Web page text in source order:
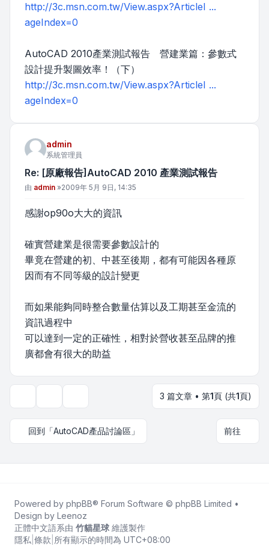
http://3c.msn.com.tw/View.aspx?ArticleI ...
ageIndex=0
AutoCAD 2010產業測試報告 營建業篇：參數式
設計提升製圖效率！（下）
http://3c.msn.com.tw/View.aspx?ArticleI ...
ageIndex=0
admin
系統管理員
Re: [原廠報告]AutoCAD 2010 產業測試報告
文章
由 admin »2009年 5月 9日, 14:35
感謝op90o大大的資訊
確實營建業是很需要參數設計的
畢竟在營建的初、中甚至後期，都有可能因各種原
因而有不同等級的設計變更
而如果能夠同時整合數量估算以及工期甚至金流的
資訊過程中
可以達到一定的正確性，相對於營收甚至品牌的推
廣都會有很大的助益
3 篇文章 • 第1頁 (共1頁)
回到「AutoCAD產品討論區」 前往
Powered by phpBB® Forum Software © phpBB Limited •
Design by Leenoz
正體中文語系由 竹貓星球 維護製作
隱私 條款 所有顯示的時間為 UTC+08:00